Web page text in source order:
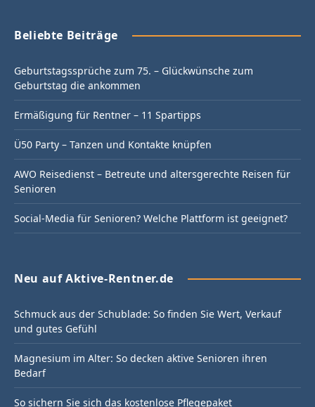
Beliebte Beiträge
Geburtstagssprüche zum 75. – Glückwünsche zum
Geburtstag die ankommen
Ermäßigung für Rentner – 11 Spartipps
Ü50 Party – Tanzen und Kontakte knüpfen
AWO Reisedienst – Betreute und altersgerechte Reisen für
Senioren
Social-Media für Senioren? Welche Plattform ist geeignet?
Neu auf Aktive-Rentner.de
Schmuck aus der Schublade: So finden Sie Wert, Verkauf
und gutes Gefühl
Magnesium im Alter: So decken aktive Senioren ihren
Bedarf
So sichern Sie sich das kostenlose Pflegepaket